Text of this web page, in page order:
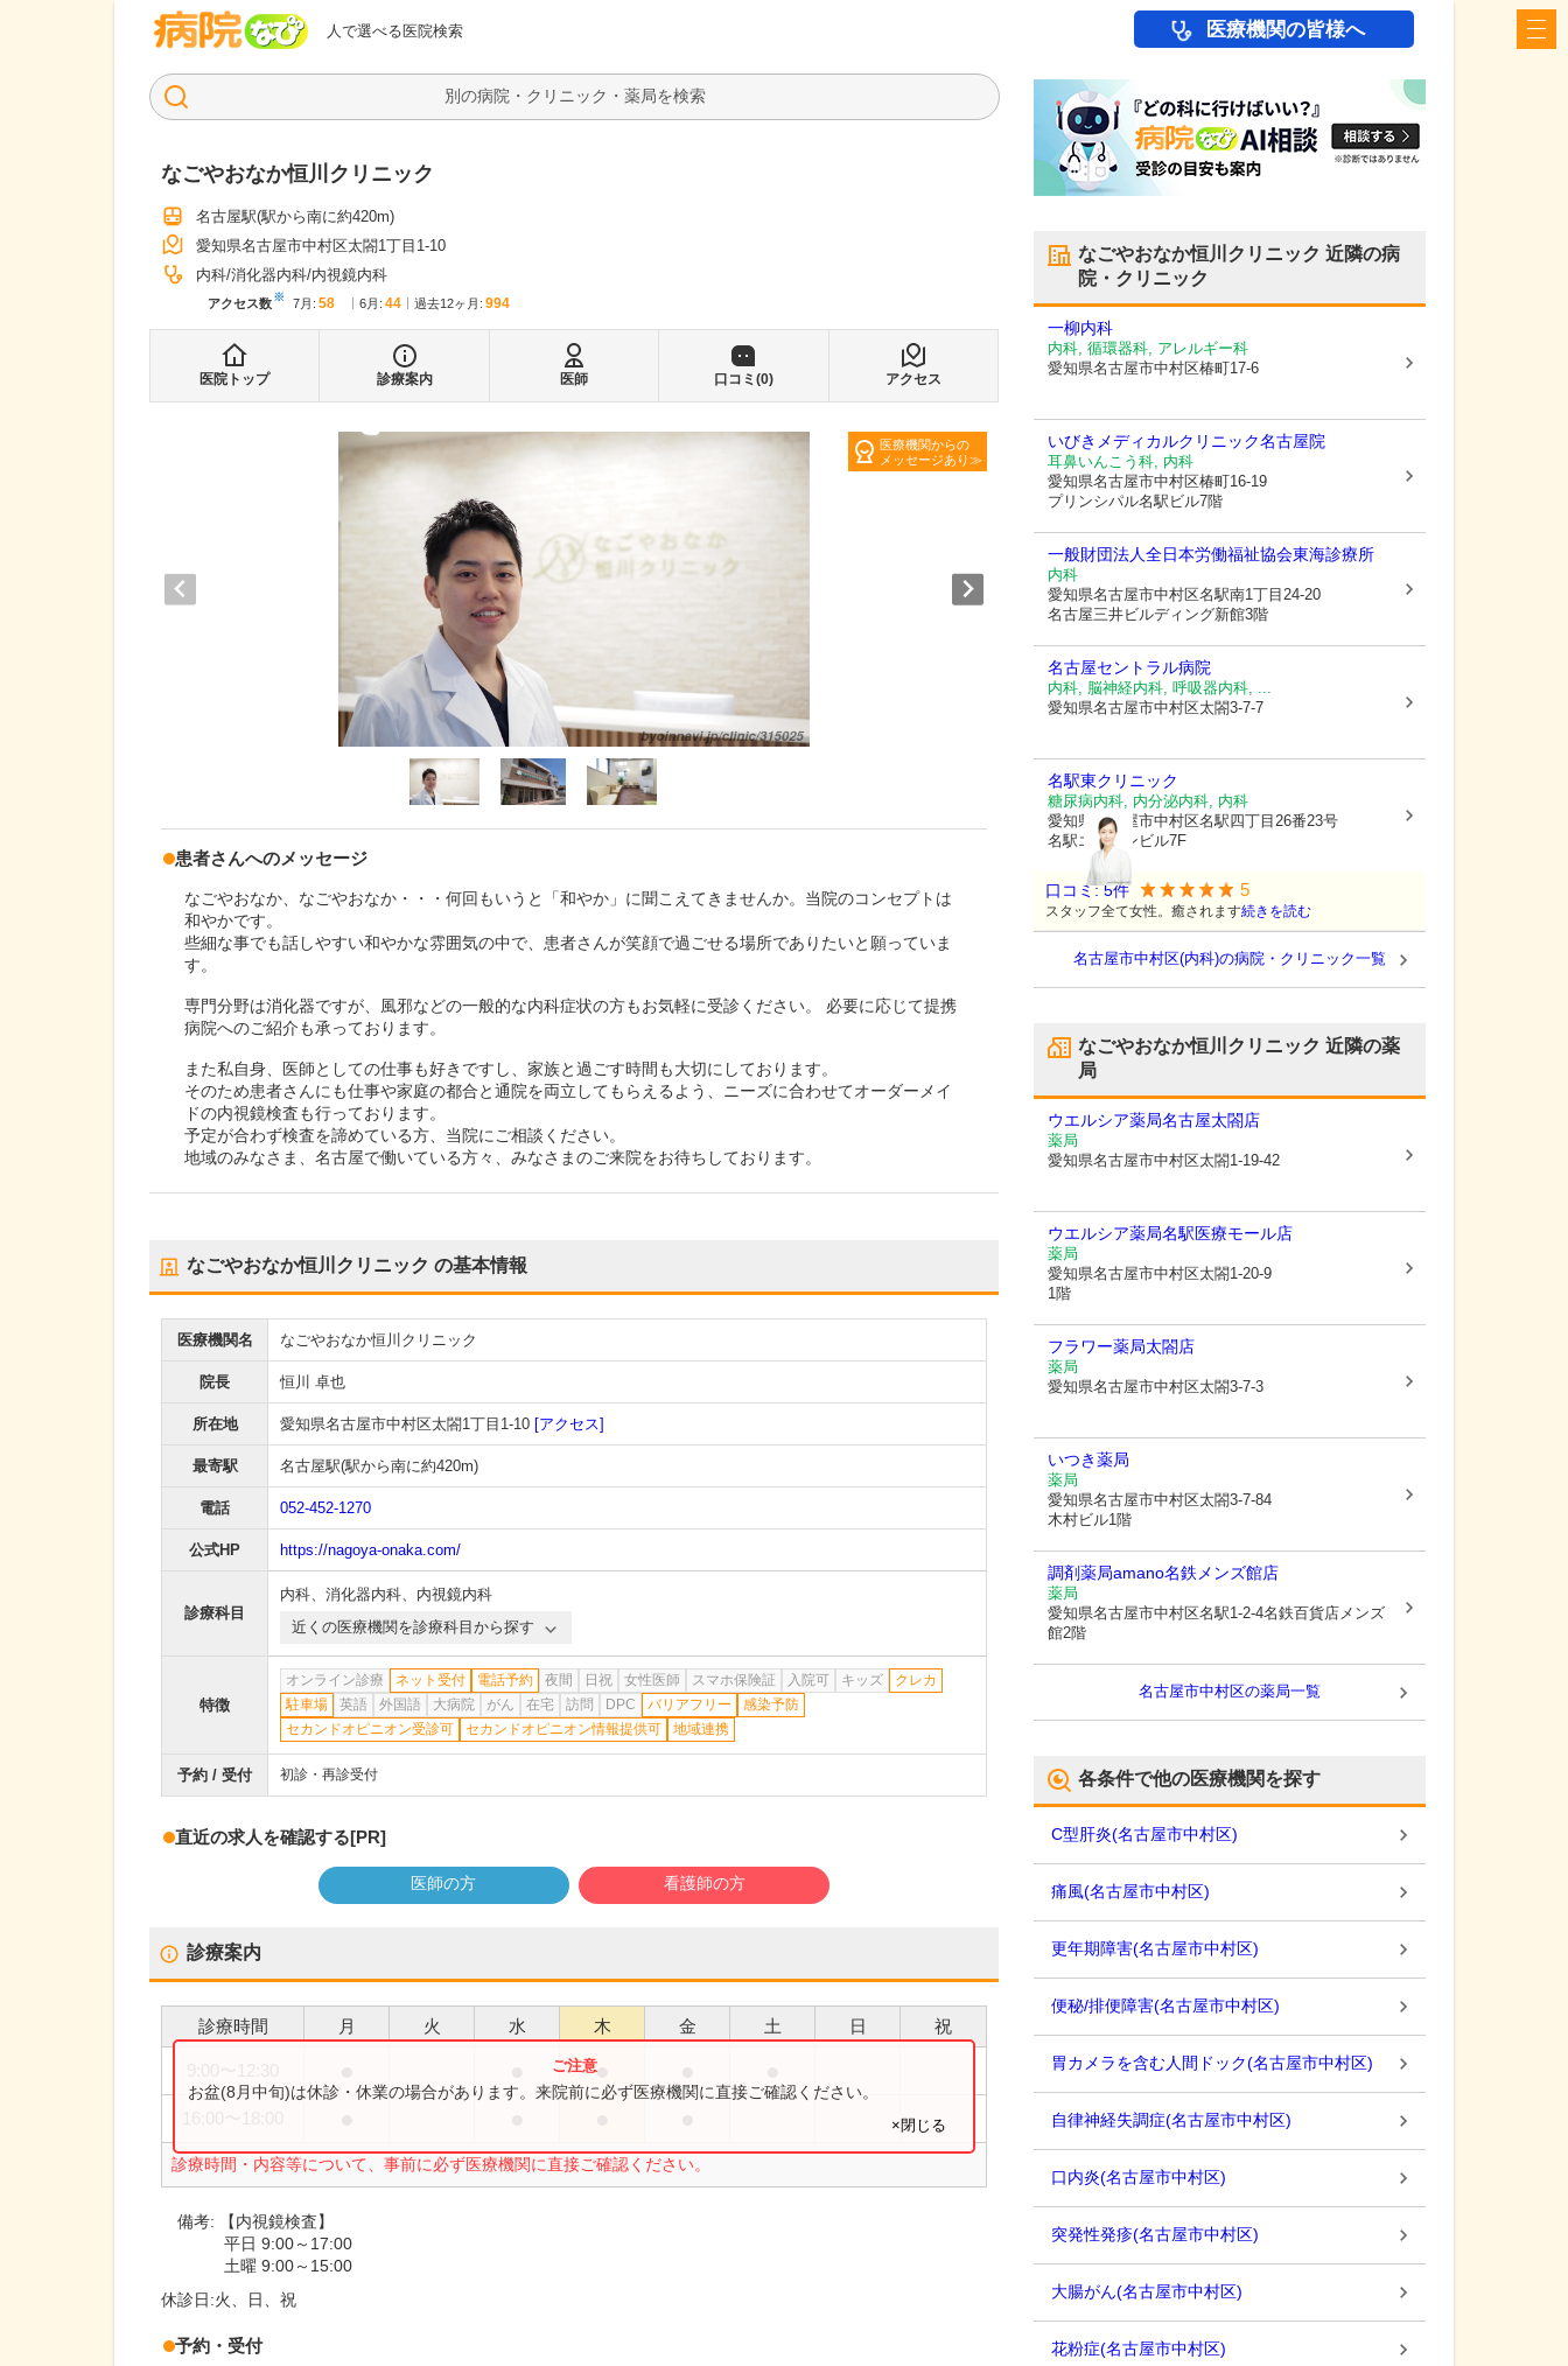
人で選べる医院検索
病院なび 医療機関の皆様へ
検索
なごやおなか恒川クリニック
名古屋駅(駅から南に約420m)
愛知県名古屋市中村区太閤1丁目1-10
内科 消化器内科 内視鏡内科
アクセス数※ 7月 : 58 6月 : 44 過去12ヶ月: 994
医院トップ 診療案内 医師 口コミ(0) アクセス
医療機関からの
メッセージあり
患者さんへのメッセージ
なごやおなか、なごやおなか・・・何回もいうと「和やか」に聞こえてきませんか。当院のコンセプトは
和やかです。
些細な事でも話しやすい和やかな雰囲気の中で、患者さんが笑顔で過ごせる場所でありたいと願っていま
す。
専門分野は消化器ですが、風邪などの一般的な内科症状の方もお気軽に受診ください。 必要に応じて提携
病院へのご紹介も承っております。
また私自身、医師としての仕事も好きですし、家族と過ごす時間も大切にしております。
そのため患者さんにも仕事や家庭の都合と通院を両立してもらえるよう、ニーズに合わせてオーダーメイ
ドの内視鏡検査も行っております。
予定が合わず検査を諦めている方、当院にご相談ください。
地域のみなさま、名古屋で働いている方々、みなさまのご来院をお待ちしております。
なごやおなか恒川クリニック の基本情報
医療機関名 なごやおなか恒川クリニック
院長 恒川 卓也
所在地 愛知県名古屋市中村区太閤1丁目1-10 [アクセス]
最寄駅 名古屋駅(駅から南に約420m)
電話 052-452-1270
公式HP https://nagoya-onaka.com/
診療科目
内科、 消化器内科、 内視鏡内科
近くの医療機関を診療科目から探す
特徴
オンライン診療 ネット受付 電話予約 夜間 日祝 女性医師 スマホ保険証 入院可 キッズ
クレカ
駐車場
英語 外国語 大病院 がん 在宅 訪問 DPC バリアフリー
感染予防
セカンドオピニオン受診可
セカンドオピニオン情報提供可 地域連携
予約 / 受付 初診・再診受付
直近の求人を確認する[PR]
医師の方 看護師の方
診療案内
診療時間 月 火 水 木 金 土 日 祝
●
診療時間・内容等について、事前に必ず医療機関に直接ご確認ください。
お盆(8月中旬)は休診・休業の場合があります。来院前に必ず医療機関に直接ご確認ください。
×閉じる
備考:
【内視鏡検査】
平日 9:00～17:00
土曜 9:00～15:00
休診日:火、日、祝
予約・受付
なごやおなか恒川クリニック 近隣の病
院・クリニック
一柳内科
内科, 循環器科, アレルギー科
愛知県名古屋市中村区椿町17-6
いびきメディカルクリニック名古屋院
耳鼻いんこう科, 内科
愛知県名古屋市中村区椿町16-19
プリンシパル名駅ビル7階
一般財団法人全日本労働福祉協会東海診療所
内科
愛知県名古屋市中村区名駅南1丁目24-20
名古屋三井ビルディング新館3階
名古屋セントラル病院
内科, 脳神経内科, 呼吸器内科, ...
愛知県名古屋市中村区太閤3-7-7
名駅東クリニック
糖尿病内科, 内分泌内科, 内科
愛知県名古屋市中村区名駅四丁目26番23号
名駅エフワンビル7F
口コミ:5件 5
スタッフ全て女性。癒されます続きを読む
名古屋市中村区(内科)の病院・クリニック一覧
なごやおなか恒川クリニック 近隣の薬
局
ウエルシア薬局名古屋太閤店
薬局
愛知県名古屋市中村区太閤1-19-42
ウエルシア薬局名駅医療モール店
薬局
愛知県名古屋市中村区太閤1-20-9
1階
フラワー薬局太閤店
薬局
愛知県名古屋市中村区太閤3-7-3
いつき薬局
薬局
愛知県名古屋市中村区太閤3-7-84
木村ビル1階
調剤薬局amano名鉄メンズ館店
薬局
愛知県名古屋市中村区名駅1-2-4名鉄百貨店メンズ
館2階
名古屋市中村区の薬局一覧
各条件で他の医療機関を探す
C型肝炎(名古屋市中村区)
痛風(名古屋市中村区)
更年期障害(名古屋市中村区)
便秘/排便障害(名古屋市中村区)
胃カメラを含む人間ドック(名古屋市中村区)
自律神経失調症(名古屋市中村区)
口内炎(名古屋市中村区)
突発性発疹(名古屋市中村区)
大腸がん(名古屋市中村区)
花粉症(名古屋市中村区)